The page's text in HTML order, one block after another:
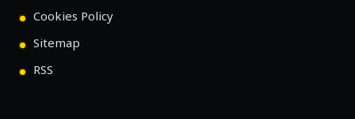
Cookies Policy
Sitemap
RSS